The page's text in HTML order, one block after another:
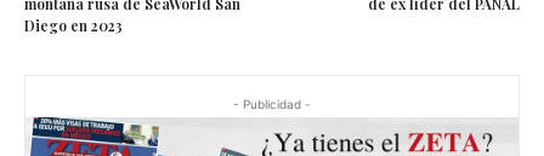
Diego en 2023
- Publicidad -